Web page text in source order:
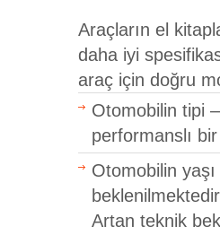
Araçların el
daha iyi
araç için doğru
Otomobilin tipi
performanslı
Otomobilin
Artan teknik